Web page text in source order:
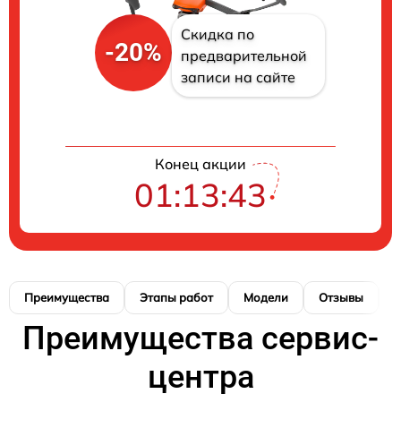
-20%
Скидка по
предварительной
записи на сайте
Конец акции
01:13:42
Преимущества Этапы работ Модели Отзывы
Преимущества сервис-
центра